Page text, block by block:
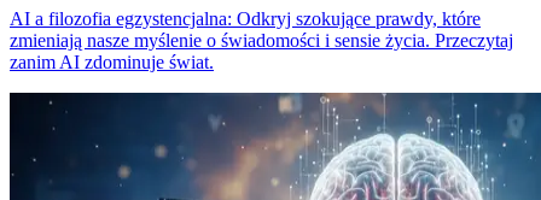
AI a filozofia egzystencjalna: Odkryj szokujące prawdy, które
zmieniają nasze myślenie o świadomości i sensie życia. Przeczytaj
zanim AI zdominuje świat.